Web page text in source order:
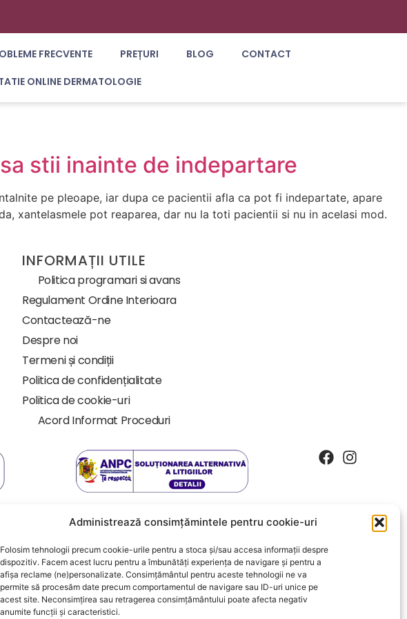
Administrează consimțămintele pentru cookie-uri
Folosim tehnologii precum cookie-urile pentru a stoca și/sau accesa informații despre
dispozitiv. Facem acest lucru pentru a îmbunătăți experiența de navigare și pentru a
afișa reclame (ne)personalizate. Consimțământul pentru aceste tehnologii ne va
permite să procesăm date precum comportamentul de navigare sau ID-uri unice pe
acest site. Neconsimțirea sau retragerea consimțământului poate afecta negativ
anumite funcții și caracteristici.
FRECVENTE PREȚURI BLOG
CONTACT
ONLINE DERMATOLOGIE
stii inainte de indepartare
pe pleoape, iar dupa ce pacientii afla ca pot fi indepartate, apare
xantelasmele pot reaparea, dar nu la toti pacientii si nu in acelasi mod.
INFORMAȚII UTILE
Politica programari si avans
Regulament Ordine Interioara
Contactează-ne
Despre noi
Termeni și condiții
Politica de confidențialitate
Politica de cookie-uri
Acord Informat Proceduri